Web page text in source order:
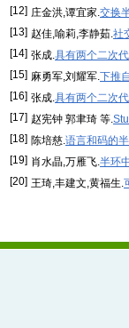
[12] 庄金洪,谭宜家.交换
[13] 赵佳,喻莉,李静茹.社
[14] 张成.具有两个二次
[15] 麻勇军,刘耀军.下推
[16] 张成.具有两个二次
[17] 赵宪钟 郭聿琦 等.
[18] 陈培慈.语言和码的
[19] 肖水晶,万雁飞.半环
[20] 王琦,丰建文,黄福生.